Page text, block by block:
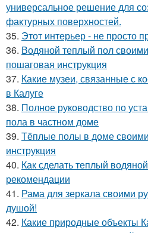
универсальное решение для
фактурных поверхностей.
35. Этот интерьер - не просто
36. Водяной теплый пол
пошаговая инструкция
37. Какие музеи, связанные с
в Калуге
38. Полное руководство по
пола в частном доме
39. Тёплые полы в доме
инструкция
40. Как сделать теплый
рекомендации
41. Рама для зеркала своими
душой!
42. Какие природные объекты